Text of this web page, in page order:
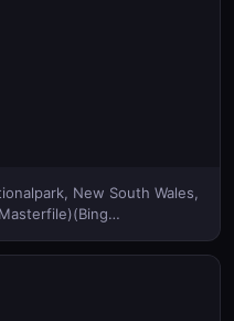
New South Wales,